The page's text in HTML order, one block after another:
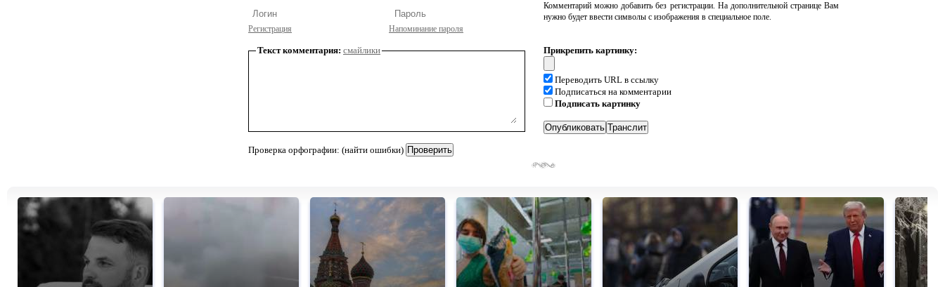
Регистрация Напоминание пароля
Комментарий можно добавить без регистрации. На дополнительной странице Вам
нужно будет ввести символы с изображения в специальное поле.
Текст комментария: смайлики
Проверка орфографии: (найти ошибки)
Прикрепить картинку:
Переводить URL в ссылку
Подписаться на комментарии
Подписать картинку